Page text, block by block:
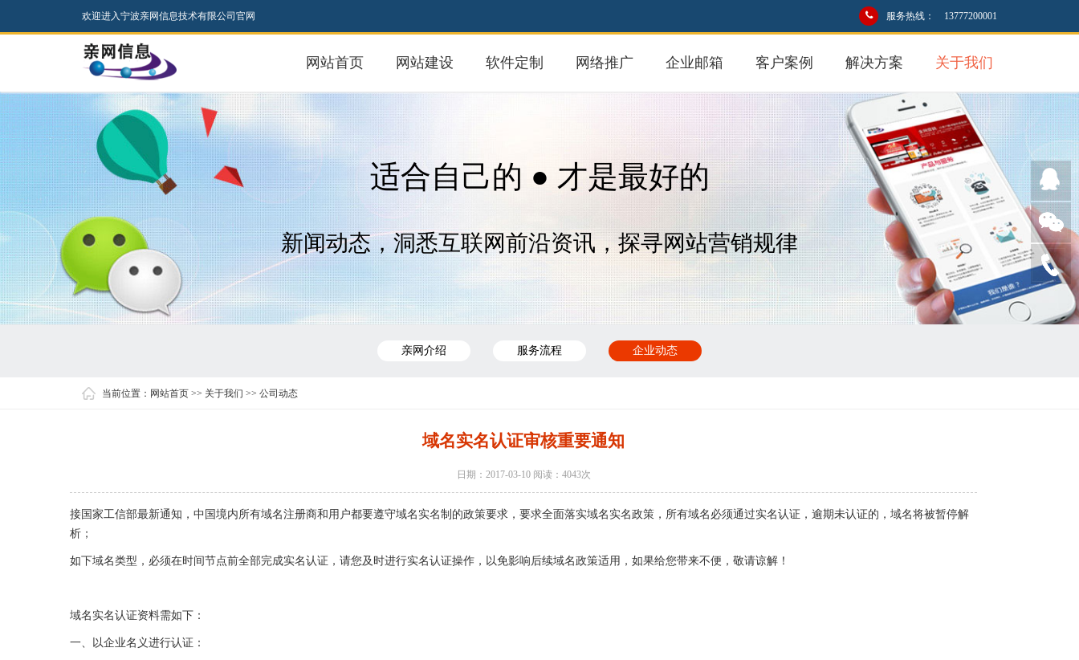
欢迎进入宁波亲网信息技术有限公司官网 服务热线： 13777200001
网站首页 网站建设 软件定制 网络推广 企业邮箱 客户案例 解决方案 关于我们
适合自己的 ● 才是最好的
新闻动态，洞悉互联网前沿资讯，探寻网站营销规律
亲网介绍 服务流程 企业动态
当前位置： 网站首页 >> 关于我们 >> 公司动态
域名实名认证审核重要通知
日期：2017-03-10 阅读：4043次
接国家工信部最新通知，中国境内所有域名注册商和用户都要遵守域名实名制的政策要求，要求全面落实域名实名政策，所有域名必须通过实名认证，逾期未认证的，域名将被暂停解
析；
如下域名类型，必须在时间节点前全部完成实名认证，请您及时进行实名认证操作，以免影响后续域名政策适用，如果给您带来不便，敬请谅解！
域名实名认证资料需如下：
一、以企业名义进行认证：